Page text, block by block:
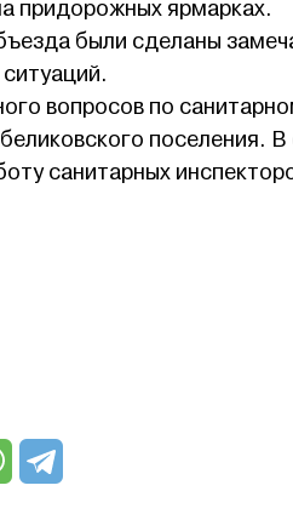
придорожных ярмарках.
были сделаны
вопросов по
поселения.
санитарных